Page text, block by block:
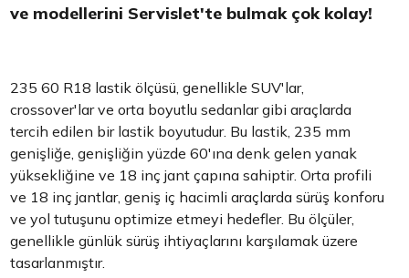
ve modellerini Servislet'te bulmak çok kolay!
235 60 R18 lastik ölçüsü, genellikle SUV'lar,
crossover'lar ve orta boyutlu sedanlar gibi araçlarda
tercih edilen bir lastik boyutudur. Bu lastik, 235 mm
genişliğe, genişliğin yüzde 60'ına denk gelen yanak
yüksekliğine ve 18 inç jant çapına sahiptir. Orta profili
ve 18 inç jantlar, geniş iç hacimli araçlarda sürüş konforu
ve yol tutuşunu optimize etmeyi hedefler. Bu ölçüler,
genellikle günlük sürüş ihtiyaçlarını karşılamak üzere
tasarlanmıştır.